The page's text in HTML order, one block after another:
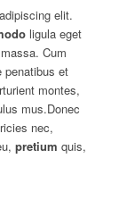
elit.
ligula eget
Cum
penatibus et
montes,
mus.Donec
nec,
pretium quis,